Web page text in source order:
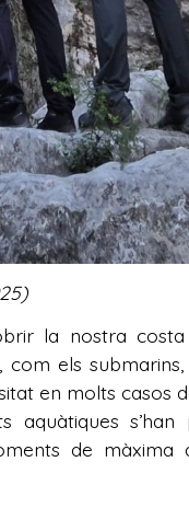
la nostra
com els
en molts casos
aquàtiques
de màxima